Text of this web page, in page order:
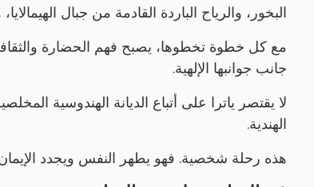
البخور، والرياح الباردة القادمة من جبال
مع كل خطوة تخطوها، يصبح فهم الحضارة
جانب جوانبها الإلهية.
لا يقتصر ياترا على أتباع الديانة الهندوسية
الهندية.
هذه رحلة شخصية. فهو يطهر النفس ويجدد